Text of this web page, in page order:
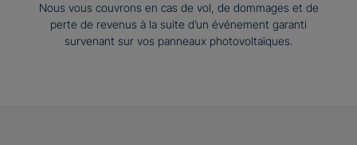
Nous vous couvrons en cas de vol, de dommages et de
perte de revenus à la suite d’un événement garanti
survenant sur vos panneaux photovoltaïques.